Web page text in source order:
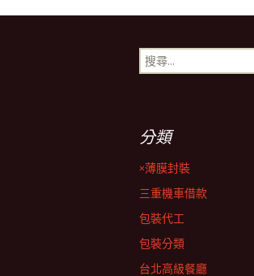
搜
尋
分類
×薄膜封裝
三重機車借款
包裝代工
包裝分類
台北高級餐廳